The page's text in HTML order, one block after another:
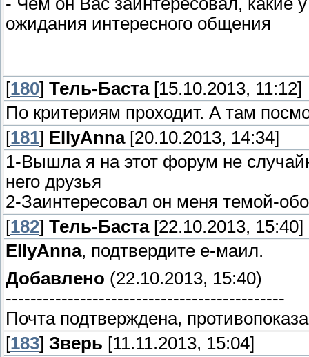
ожидания интересного общения
[180] Тель-Баста[15.10.2013, 11:12]
По критериям проходит. А там
[181] EllyAnna[20.10.2013, 14:34]
1-Вышла я на этот форум не
него друзья
2-Заинтересовал он меня темой-
[182] Тель-Баста[22.10.2013, 15:40]
EllyAnna, подтвердите е-маил.
Добавлено (22.10.2013, 15:40)
---------------------------------------------
Почта подтверждена,
[183] Зверь [11.11.2013, 15:04]